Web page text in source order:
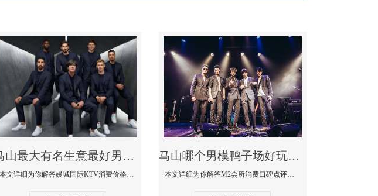
马山最大有名生意最好男模少爷场KTV体验-嫚城国际KTV消费价格点评
本文详细为你解答嫚城国际KTV消费价格口碑点评，更多关于最大有名生意最好男模少爷场KTV体验免费咨询150 99997335微信同步！
马山哪个男模鸭子场好玩陪酒服务好-M2会所KTV消费口碑点评
本文详细为你解答M2会所消费口碑点评，更多关于哪个男模鸭子场好玩陪酒服务好免费咨询150 99997335微信同步！